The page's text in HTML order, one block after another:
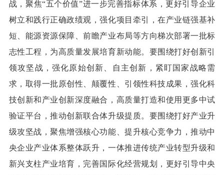
战，聚焦“五个价值”进一步完善指标体系，更好引导企业
树立和践行正确政绩观，强化项目牵引，在产业链强基补
短、能源资源保障、前瞻产业布局等方向梯次部署一批标
志性工程，为高质量发展培育新动能。要围绕打好创新引
领攻坚战，强化原始创新、自主创新，紧盯国家战略需
求，取得一批原创性、颠覆性、引领性科技成果，强化科
技创新和产业创新深度融合，高质量打造和使用更多中试
验证平台，推动创新联合体升级提质。要围绕打好产业升
级攻坚战，聚焦增强核心功能、提升核心竞争力，推动中
央企业产业体系整体跃升，一体推进传统产业转型升级和
新兴支柱产业培育，完善国际化经营规划，更好引导中央